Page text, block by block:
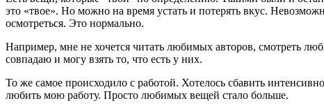
это «твое». Но можно на время устать и потерять вкус.
осмотреться. Это нормально.
Например, мне не хочется читать любимых авторов, смотреть
совпадаю и могу взять то, что есть у них.
То же самое происходило с работой. Хотелось сбавить
любить мою работу. Просто любимых вещей стало больше.